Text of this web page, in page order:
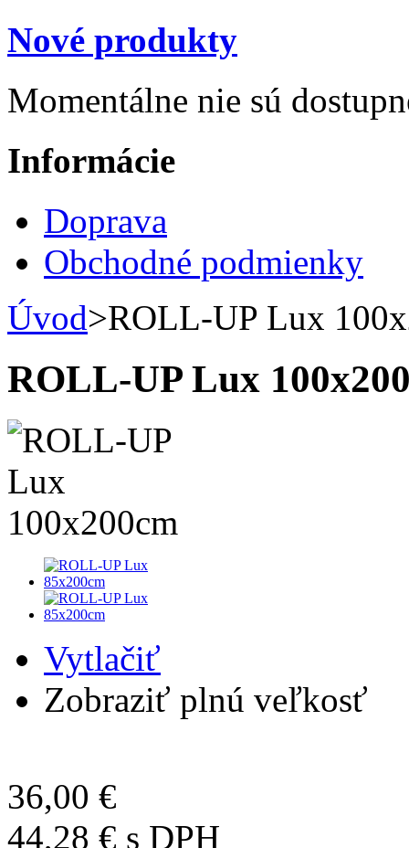
Nové produkty
Momentálne nie sú
Informácie
Doprava
Obchodné podmienky
Úvod>ROLL-UP Lux
ROLL-UP Lux
Vytlačiť
Zobraziť plnú veľkosť
36,00 €
44,28 € s DPH